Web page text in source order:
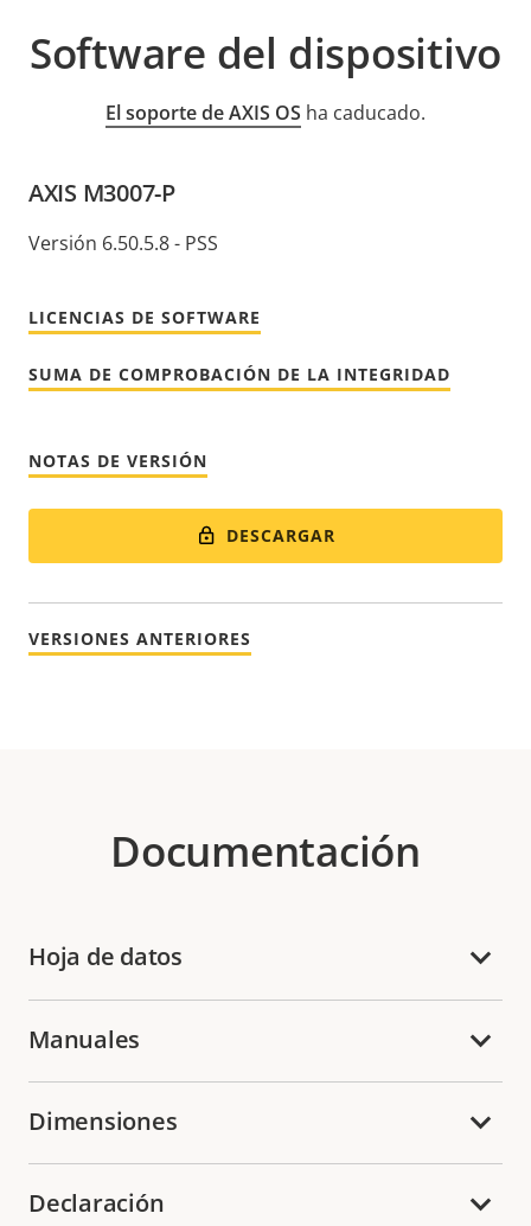
Software del dispositivo
El soporte de AXIS OS ha caducado.
AXIS M3007-P
Versión 6.50.5.8 - PSS
LICENCIAS DE SOFTWARE
SUMA DE COMPROBACIÓN DE LA INTEGRIDAD
NOTAS DE VERSIÓN
DESCARGAR
VERSIONES ANTERIORES
Documentación
Hoja de datos
Manuales
Dimensiones
Declaración